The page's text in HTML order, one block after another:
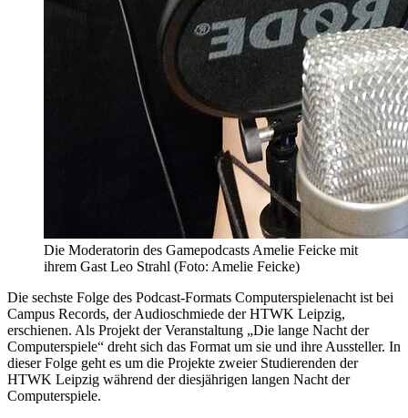
Die Moderatorin des Gamepodcasts Amelie Feicke mit
ihrem Gast Leo Strahl (Foto: Amelie Feicke)
Die sechste Folge des Podcast-Formats Computerspielenacht ist bei
Campus Records, der Audioschmiede der HTWK Leipzig,
erschienen. Als Projekt der Veranstaltung „Die lange Nacht der
Computerspiele“ dreht sich das Format um sie und ihre Aussteller. In
dieser Folge geht es um die Projekte zweier Studierenden der
HTWK Leipzig während der diesjährigen langen Nacht der
Computerspiele.